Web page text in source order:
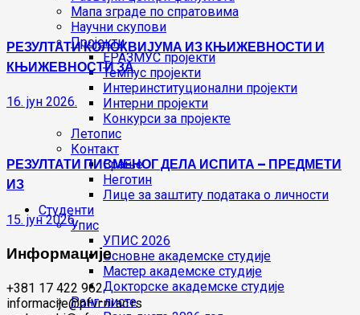
Мапа зграде по спратовима
Научни скупови
Пројекти
ЕРАЗМУС пројекти
Темпус пројекти
Интеринституционални пројекти
Интерни пројекти
Конкурси за пројекте
Летопис
Контакт
Врање
Неготин
Лице за заштиту података о личности
Студенти
Упис
УПИС 2026
Основне академске студије
Мастер академске студије
Докторске академске студије
Ранг-листе
РЕЗУЛТАТИ КОЛОКВИЈУМА ИЗ КЊИЖЕВНОСТИ И
КЊИЖЕВНОСТИ ЗА
16. јун 2026.
РЕЗУЛТАТИ ПИСМЕНОГ ДЕЛА ИСПИТА – ПРЕДМЕТИ
ИЗ
15. јун 2026.
Информације
+381 17 422 962
informacije@pfvr.ni.ac.rs